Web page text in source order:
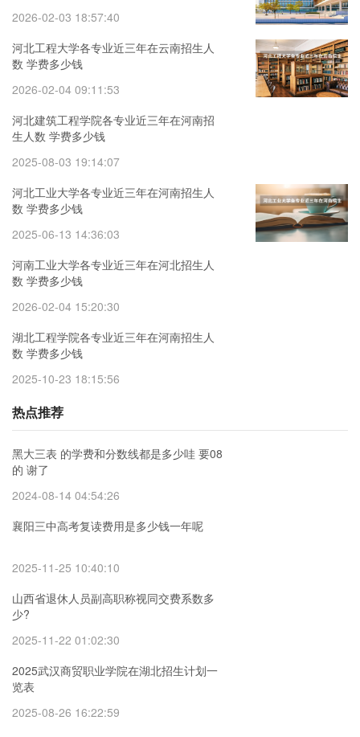
2026-02-03 18:57:40
河北工程大学各专业近三年在云南招生人
数 学费多少钱
2026-02-04 09:11:53
河北建筑工程学院各专业近三年在河南招
生人数 学费多少钱
2025-08-03 19:14:07
河北工业大学各专业近三年在河南招生人
数 学费多少钱
2025-06-13 14:36:03
河南工业大学各专业近三年在河北招生人
数 学费多少钱
2026-02-04 15:20:30
湖北工程学院各专业近三年在河南招生人
数 学费多少钱
2025-10-23 18:15:56
热点推荐
黑大三表 的学费和分数线都是多少哇 要08
的 谢了
2024-08-14 04:54:26
襄阳三中高考复读费用是多少钱一年呢
2025-11-25 10:40:10
山西省退休人员副高职称视同交费系数多
少?
2025-11-22 01:02:30
2025武汉商贸职业学院在湖北招生计划一
览表
2025-08-26 16:22:59